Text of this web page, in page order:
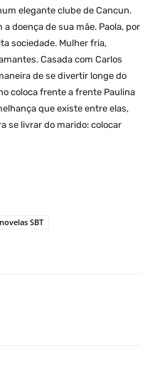
elegante clube de Cancun.
doença de sua mãe. Paola, por
sociedade. Mulher fria,
Casada com Carlos
de se divertir longe do
coloca frente a frente Paulina
que existe entre elas,
se livrar do marido: colocar
SBT